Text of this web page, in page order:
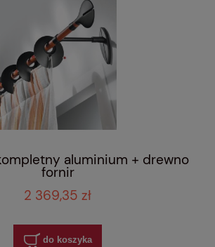
aluminium + drewno
fornir
2 369,35 zł
do koszyka